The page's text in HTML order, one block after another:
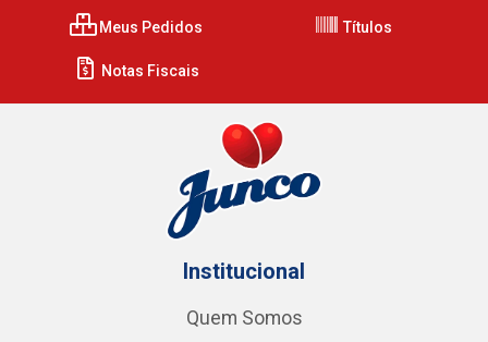
Meus Pedidos Títulos
Notas Fiscais
Institucional
Quem Somos